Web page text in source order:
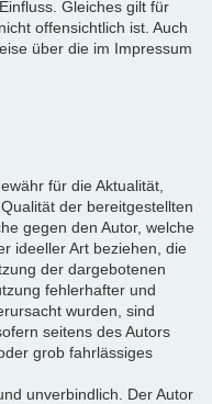
Gleiches gilt für
offensichtlich ist. Auch
über die im Impressum
für die Aktualität,
der bereitgestellten
gegen den Autor, welche
ideeller Art beziehen, die
der dargebotenen
fehlerhafter und
wurden, sind
seitens des Autors
grob fahrlässiges
unverbindlich. Der Autor